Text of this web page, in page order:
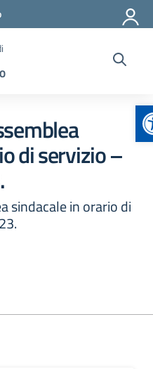
di servizio –
sindacale in orario di